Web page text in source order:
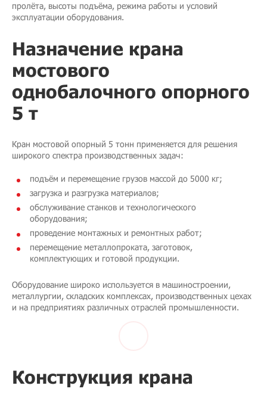
пролёта, высоты подъёма, режима работы и условий
эксплуатации оборудования.
Назначение крана
мостового
однобалочного опорного
5 т
Кран мостовой опорный 5 тонн применяется для решения
широкого спектра производственных задач:
подъём и перемещение грузов массой до 5000 кг;
загрузка и разгрузка материалов;
обслуживание станков и технологического
оборудования;
проведение монтажных и ремонтных работ;
перемещение металлопроката, заготовок,
комплектующих и готовой продукции.
Оборудование широко используется в машиностроении,
металлургии, складских комплексах, производственных цехах
и на предприятиях различных отраслей промышленности.
Конструкция крана